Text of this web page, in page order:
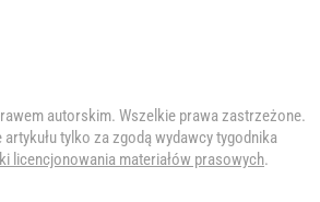
autorskim. Wszelkie prawa zastrzeżone.
tylko za zgodą wydawcy tygodnika
licencjonowania materiałów prasowych.